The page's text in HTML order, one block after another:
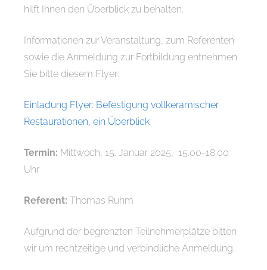
hilft Ihnen den Überblick zu behalten.
Informationen zur Veranstaltung, zum Referenten
sowie die Anmeldung zur Fortbildung entnehmen
Sie bitte diesem Flyer:
Einladung Flyer: Befestigung vollkeramischer
Restaurationen, ein Überblick
Termin: Mittwoch, 15. Januar 2025, 15.00-18.00
Uhr
Referent: Thomas Ruhm
Aufgrund der begrenzten Teilnehmerplätze bitten
wir um rechtzeitige und verbindliche Anmeldung.